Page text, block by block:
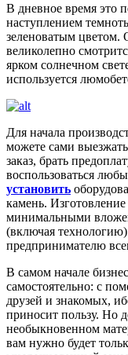
В дневное время это
наступлением
зеленоватым цветом.
великолепно
ярком солнечном
используется
Для начала
можете сами
заказ, брать
воспользоваться
установить
камень.
минимальными
(включая
предпринимателю
В самом начале
самостоятельно: с
друзей и знакомых,
приносит пользу. Но
необыкновенном
вам нужно будет